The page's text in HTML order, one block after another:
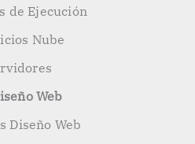
de Ejecución
Nube
Web
Diseño Web